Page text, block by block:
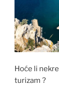
Hoće li
turizam ?